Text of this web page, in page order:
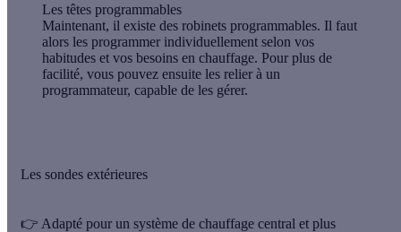
Les têtes programmables
Maintenant, il existe des robinets programmables. Il faut
alors les programmer individuellement selon vos
habitudes et vos besoins en chauffage. Pour plus de
facilité, vous pouvez ensuite les relier à un
programmateur, capable de les gérer.
Les sondes extérieures
👉 Adapté pour un système de chauffage central et plus